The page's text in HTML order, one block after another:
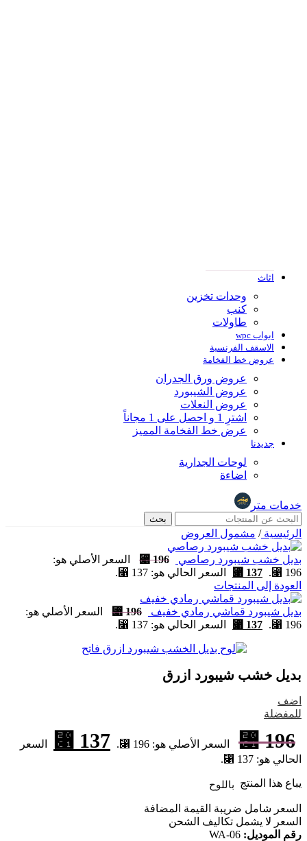
اثاث
وحدات تخزين
كنب
طاولات
ابواب wpc
الاسقف الفرنسية
عروض خط الفخامة
عروض ورق الجدران
عروض الشيبورد
عروض النعلات
اشترِ 1 و احصل على 1 مجاناً
عرض خط الفخامة المميز
جديدنا
لوحات الجدارية
اضاءة
خدمات متر
بحث
الرئيسية/ مشمول العروض
بديل خشب شيبورد رصاصي 196
⃁
السعر الأصلي هو:
196 ⃁.
137
⃁
السعر الحالي هو: 137 ⃁.
العودة إلى المنتجات
بديل شيبورد قماشي رمادي خفيف 196
⃁
السعر الأصلي هو:
196 ⃁.
137
⃁ السعر الحالي هو: 137 ⃁.
بديل خشب شيبورد ازرق
اضف
للمفضلة
196
⃁ السعر الأصلي هو: 196 ⃁. 137
⃁
السعر
الحالي هو: 137 ⃁.
يباع هذا المنتج باللوح
السعر شامل ضريبة القيمة المضافة
السعر لا يشمل تكاليف الشحن
رقم الموديل: WA-06